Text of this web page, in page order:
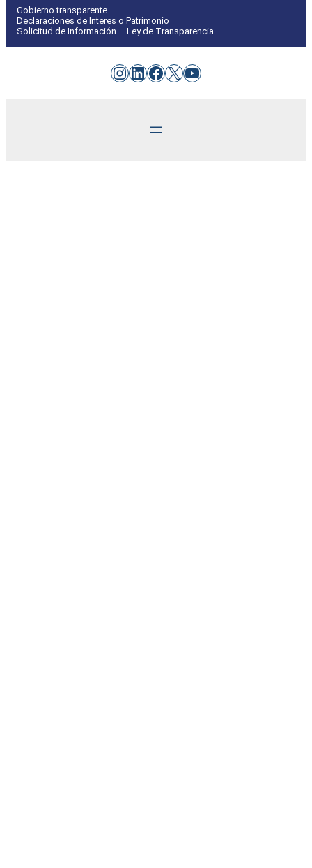
Gobierno transparente
Declaraciones de Interes o Patrimonio
Solicitud de Información – Ley de Transparencia
Instagram
LinkedIn
Facebook
X YouTube